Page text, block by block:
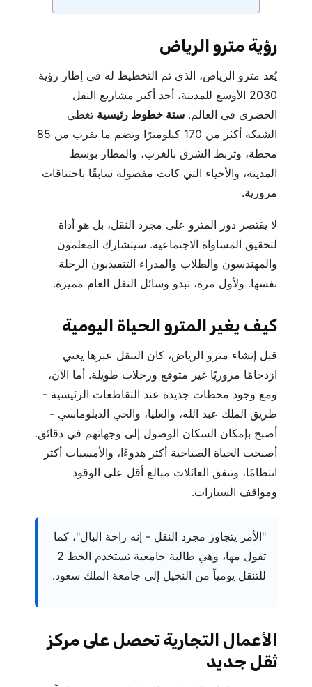
رؤية مترو الرياض
يُعد مترو الرياض، الذي تم التخطيط له في إطار رؤية
2030 الأوسع للمدينة، أحد أكبر مشاريع النقل
الحضري في العالم. ستة خطوط رئيسية تغطي
الشبكة أكثر من 170 كيلومترًا وتضم ما يقرب من 85
محطة، وتربط الشرق بالغرب، والمطار بوسط
المدينة، والأحياء التي كانت مفصولة سابقًا باختناقات
مرورية.
لا يقتصر دور المترو على مجرد النقل، بل هو أداة
لتحقيق المساواة الاجتماعية. سيتشارك المعلمون
والمهندسون والطلاب والمدراء التنفيذيون الرحلة
نفسها. ولأول مرة، تبدو وسائل النقل العام مميزة.
كيف يغير المترو الحياة اليومية
قبل إنشاء مترو الرياض، كان التنقل عبرها يعني
ازدحامًا مروريًا غير متوقع ورحلات طويلة. أما الآن،
ومع وجود محطات جديدة عند التقاطعات الرئيسية -
طريق الملك عبد الله، والعليا، والحي الدبلوماسي -
أصبح بإمكان السكان الوصول إلى وجهاتهم في دقائق.
أصبحت الحياة الصباحية أكثر هدوءًا، والأمسيات أكثر
انتظامًا، وتنفق العائلات مبالغ أقل على الوقود
ومواقف السيارات.
"الأمر يتجاوز مجرد النقل - إنه راحة البال"، كما
تقول مها، وهي طالبة جامعية تستخدم الخط 2
للتنقل يومياً من النخيل إلى جامعة الملك سعود.
الأعمال التجارية تحصل على مركز
ثقل جديد